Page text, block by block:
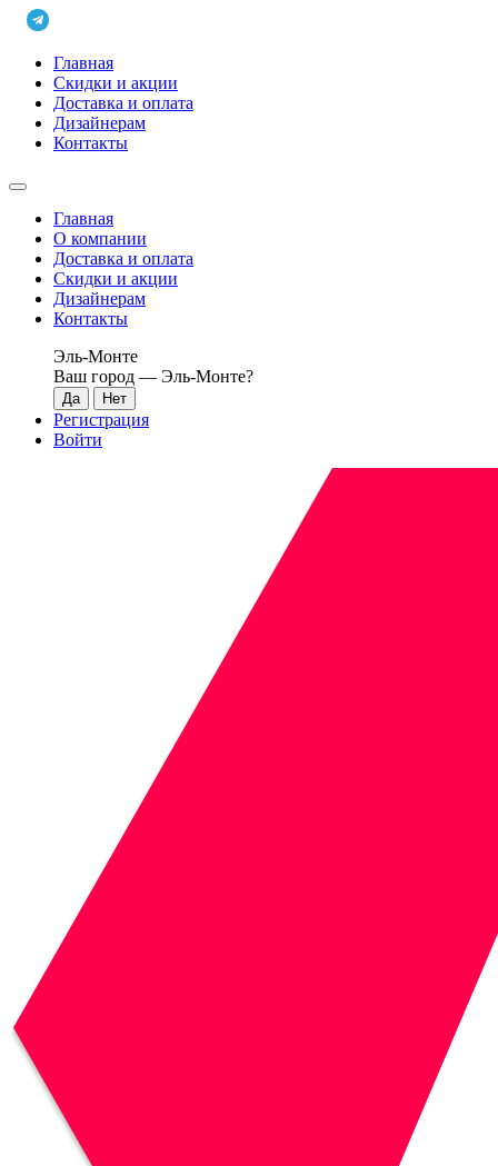
Главная
Скидки и акции
Доставка и оплата
Дизайнерам
Контакты
Главная
О компании
Доставка и оплата
Скидки и акции
Дизайнерам
Контакты
Эль-Монте
Ваш город — Эль-Монте?
Регистрация
Войти